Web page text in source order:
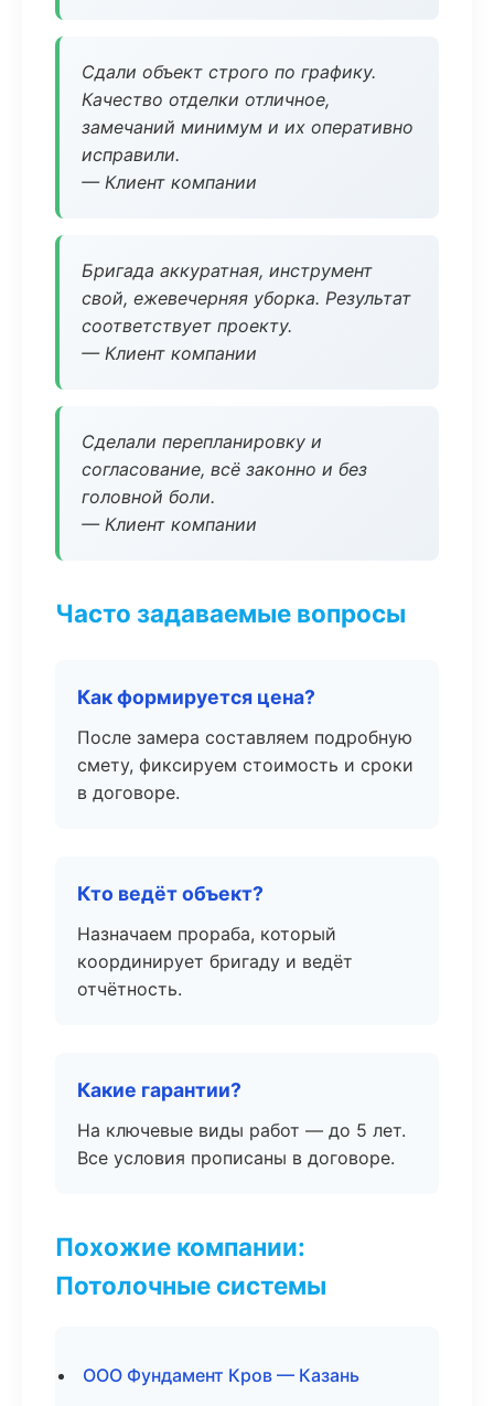
Сдали объект строго по графику.
Качество отделки отличное,
замечаний минимум и их оперативно
исправили.
— Клиент компании
Бригада аккуратная, инструмент
свой, ежевечерняя уборка. Результат
соответствует проекту.
— Клиент компании
Сделали перепланировку и
согласование, всё законно и без
головной боли.
— Клиент компании
Часто задаваемые вопросы
Как формируется цена?
После замера составляем подробную
смету, фиксируем стоимость и сроки
в договоре.
Кто ведёт объект?
Назначаем прораба, который
координирует бригаду и ведёт
отчётность.
Какие гарантии?
На ключевые виды работ — до 5 лет.
Все условия прописаны в договоре.
Похожие компании:
Потолочные системы
ООО Фундамент Кров — Казань